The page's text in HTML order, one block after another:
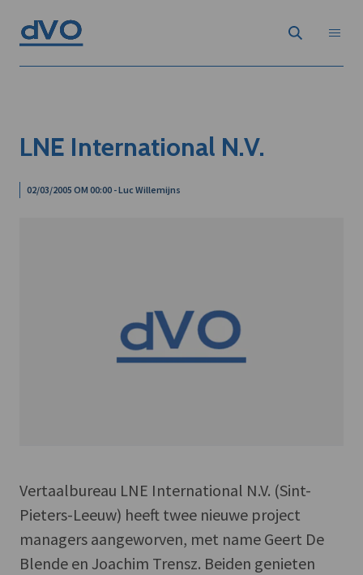
LNE International N.V.
02/03/2005 OM 00:00 - Luc Willemijns
Vertaalbureau LNE International N.V. (Sint-
Pieters-Leeuw) heeft twee nieuwe project
managers aangeworven, met name Geert De
Blende en Joachim Trensz. Beiden genieten